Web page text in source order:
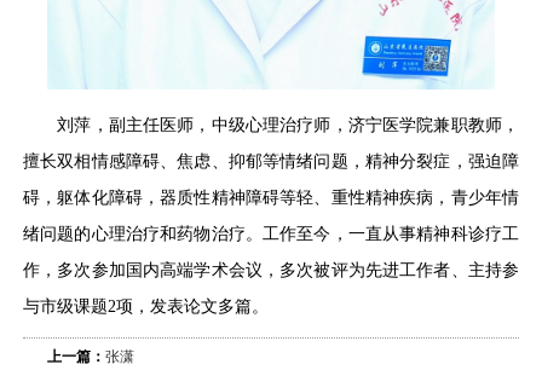
刘萍，副主任医师，中级心理治疗师，济宁医学院兼职教师，
擅长双相情感障碍、焦虑、抑郁等情绪问题，精神分裂症，强迫障
碍，躯体化障碍，器质性精神障碍等轻、重性精神疾病，青少年情
绪问题的心理治疗和药物治疗。工作至今，一直从事精神科诊疗工
作，多次参加国内高端学术会议，多次被评为先进工作者、主持参
与市级课题2项，发表论文多篇。
上一篇： 张潇